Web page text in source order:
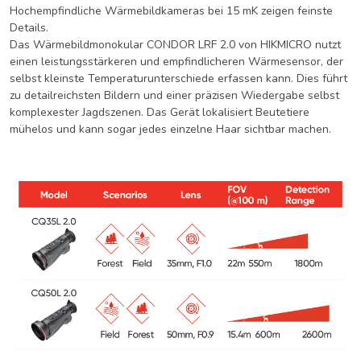
Hochempfindliche Wärmebildkameras bei 15 mK zeigen feinste
Details.
Das Wärmebildmonokular CONDOR LRF 2.0 von HIKMICRO nutzt
einen leistungsstärkeren und empfindlicheren Wärmesensor, der
selbst kleinste Temperaturunterschiede erfassen kann. Dies führt
zu detailreichsten Bildern und einer präzisen Wiedergabe selbst
komplexester Jagdszenen. Das Gerät lokalisiert Beutetiere
mühelos und kann sogar jedes einzelne Haar sichtbar machen.